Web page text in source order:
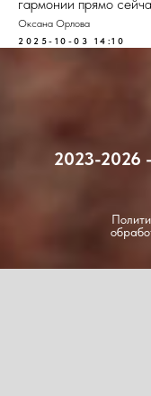
гармонии прямо
Оксана Орлова
2025-10-03 14:10
2023-2026